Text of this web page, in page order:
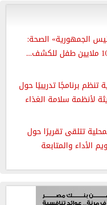
الجمهورية» الصحة:
تنظم برنامجًا تدريبيًا حول
لأنظمة سلامة الغذاء
تتلقى تقريرًا حول
الأداء والمتابعة